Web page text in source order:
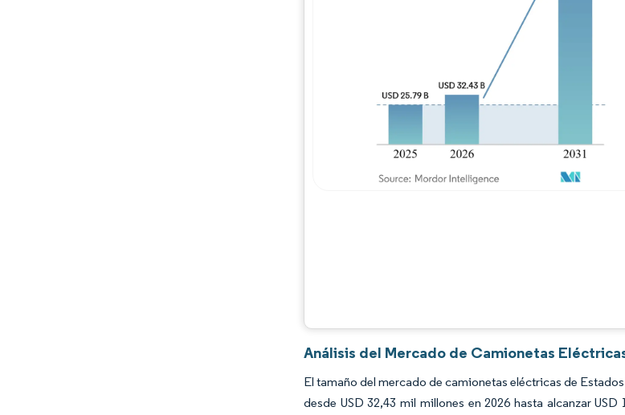
Imagen © Mordor Intelligence.
Análisis del Mercado de Camionetas
El tamaño del mercado de camionetas eléctricas de
desde USD 32,43 mil millones en 2026 hasta alcanzar